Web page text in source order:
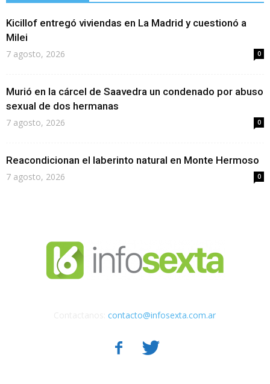
Kicillof entregó viviendas en La Madrid y cuestionó a
Milei
7 agosto, 2026 0
Murió en la cárcel de Saavedra un condenado por abuso
sexual de dos hermanas
7 agosto, 2026 0
Reacondicionan el laberinto natural en Monte Hermoso
7 agosto, 2026 0
contacto@infosexta.com.ar